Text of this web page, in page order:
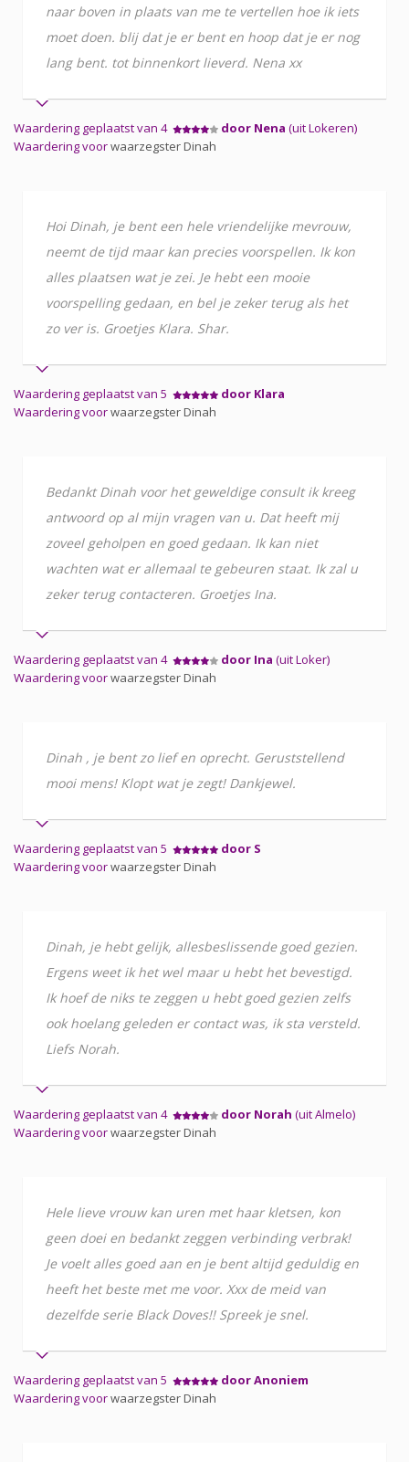
naar boven in plaats van me te vertellen hoe ik iets
moet doen. blij dat je er bent en hoop dat je er nog
lang bent. tot binnenkort lieverd. Nena xx
Waardering geplaatst van 4 door Nena (uit Lokeren)
Waardering voorwaarzegster Dinah
Hoi Dinah, je bent een hele vriendelijke mevrouw,
neemt de tijd maar kan precies voorspellen. Ik kon
alles plaatsen wat je zei. Je hebt een mooie
voorspelling gedaan, en bel je zeker terug als het
zo ver is. Groetjes Klara. Shar.
Waardering geplaatst van 5
door Klara
Waardering voorwaarzegster Dinah
Bedankt Dinah voor het geweldige consult ik kreeg
antwoord op al mijn vragen van u. Dat heeft mij
zoveel geholpen en goed gedaan. Ik kan niet
wachten wat er allemaal te gebeuren staat. Ik zal u
zeker terug contacteren. Groetjes Ina.
Waardering geplaatst van 4 door Ina (uit Loker)
Waardering voorwaarzegster Dinah
Dinah , je bent zo lief en oprecht. Geruststellend
mooi mens! Klopt wat je zegt! Dankjewel.
Waardering geplaatst van 5
door S
Waardering voorwaarzegster Dinah
Dinah, je hebt gelijk, allesbeslissende goed gezien.
Ergens weet ik het wel maar u hebt het bevestigd.
Ik hoef de niks te zeggen u hebt goed gezien zelfs
ook hoelang geleden er contact was, ik sta versteld.
Liefs Norah.
Waardering geplaatst van 4 door Norah (uit Almelo)
Waardering voorwaarzegster Dinah
Hele lieve vrouw kan uren met haar kletsen, kon
geen doei en bedankt zeggen verbinding verbrak!
Je voelt alles goed aan en je bent altijd geduldig en
heeft het beste met me voor. Xxx de meid van
dezelfde serie Black Doves!! Spreek je snel.
Waardering geplaatst van 5
door Anoniem
Waardering voorwaarzegster Dinah